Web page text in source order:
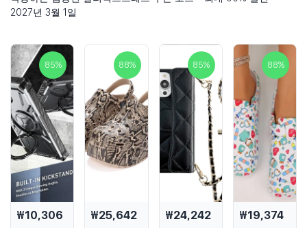
2027년 3월 1일
85%
₩10,306
88%
₩25,642
85%
₩24,242
88%
₩19,374